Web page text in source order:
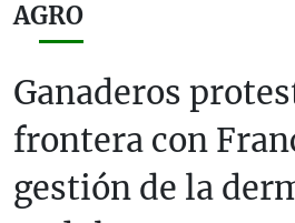
AGRO
Ganaderos
frontera con
gestión de la